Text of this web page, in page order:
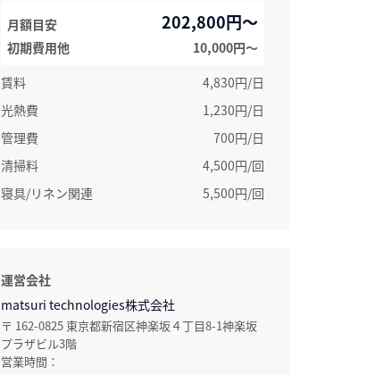
月額目安 202,800円～
初期費用他
10,000円〜
賃料
4,830円/日
光熱費
1,230円/日
管理費
700円/日
清掃料
4,500円/回
寝具/リネン関連
5,500円/回
運営会社
matsuri technologies株式会社
〒 162-0825 東京都新宿区神楽坂４丁目8-1神楽坂
プラザビル3階
営業時間：